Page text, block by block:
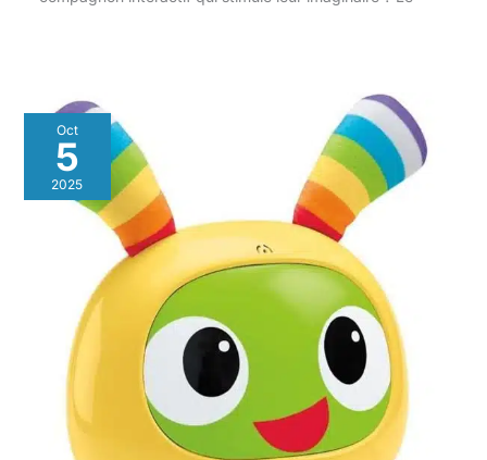
Oct
5
2025